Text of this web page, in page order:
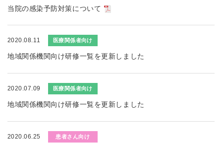
当院の感染予防対策について
2020.08.11 医療関係者向け
地域関係機関向け研修一覧を更新しました
2020.07.09 医療関係者向け
地域関係機関向け研修一覧を更新しました
2020.06.25 患者さん向け